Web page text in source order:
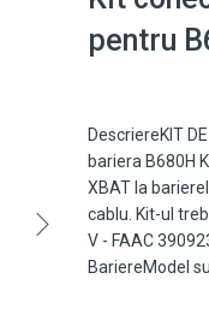
pentru
DescriereKIT
bariera B680H
XBAT la
cablu. Kit-ul
V - FAAC
BariereModel